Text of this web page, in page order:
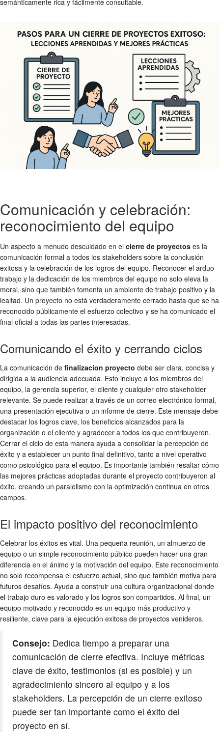
semánticamente rica y fácilmente consultable.
Comunicación y celebración:
reconocimiento del equipo
Un aspecto a menudo descuidado en el cierre de proyectos es la
comunicación formal a todos los stakeholders sobre la conclusión
exitosa y la celebración de los logros del equipo. Reconocer el arduo
trabajo y la dedicación de los miembros del equipo no solo eleva la
moral, sino que también fomenta un ambiente de trabajo positivo y la
lealtad. Un proyecto no está verdaderamente cerrado hasta que se ha
reconocido públicamente el esfuerzo colectivo y se ha comunicado el
final oficial a todas las partes interesadas.
Comunicando el éxito y cerrando ciclos
La comunicación de finalizacion proyecto debe ser clara, concisa y
dirigida a la audiencia adecuada. Esto incluye a los miembros del
equipo, la gerencia superior, el cliente y cualquier otro stakeholder
relevante. Se puede realizar a través de un correo electrónico formal,
una presentación ejecutiva o un informe de cierre. Este mensaje debe
destacar los logros clave, los beneficios alcanzados para la
organización o el cliente y agradecer a todos los que contribuyeron.
Cerrar el ciclo de esta manera ayuda a consolidar la percepción de
éxito y a establecer un punto final definitivo, tanto a nivel operativo
como psicológico para el equipo. Es importante también resaltar cómo
las mejores prácticas adoptadas durante el proyecto contribuyeron al
éxito, creando un paralelismo con la optimización continua en otros
campos.
El impacto positivo del reconocimiento
Celebrar los éxitos es vital. Una pequeña reunión, un almuerzo de
equipo o un simple reconocimiento público pueden hacer una gran
diferencia en el ánimo y la motivación del equipo. Este reconocimiento
no solo recompensa el esfuerzo actual, sino que también motiva para
futuros desafíos. Ayuda a construir una cultura organizacional donde
el trabajo duro es valorado y los logros son compartidos. Al final, un
equipo motivado y reconocido es un equipo más productivo y
resiliente, clave para la ejecución exitosa de proyectos venideros.
Consejo: Dedica tiempo a preparar una
comunicación de cierre efectiva. Incluye métricas
clave de éxito, testimonios (si es posible) y un
agradecimiento sincero al equipo y a los
stakeholders. La percepción de un cierre exitoso
puede ser tan importante como el éxito del
proyecto en sí.